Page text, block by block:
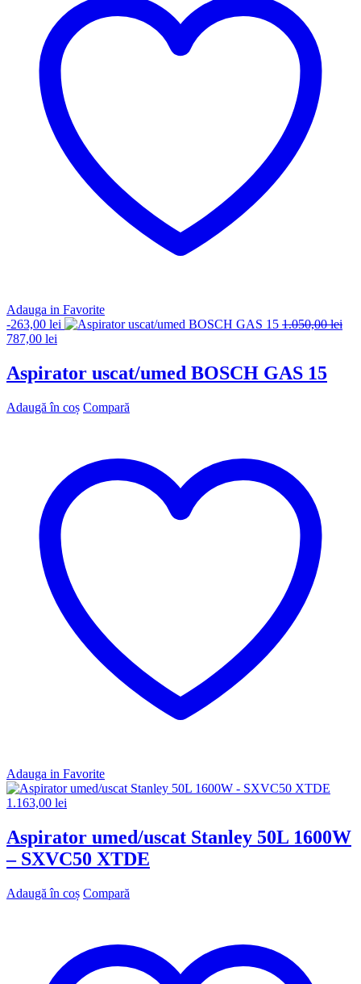
Adauga in Favorite
-263,00 lei 1.050,00lei
Prețul
a
fost:
787,00 lei
este:
787,00 lei.
Aspirator uscat/umed BOSCH GAS 15
Adaugă în coș Compară
Adauga in Favorite
1.163,00 lei
Aspirator umed/uscat Stanley 50L 1600W
– SXVC50 XTDE
Adaugă în coș Compară